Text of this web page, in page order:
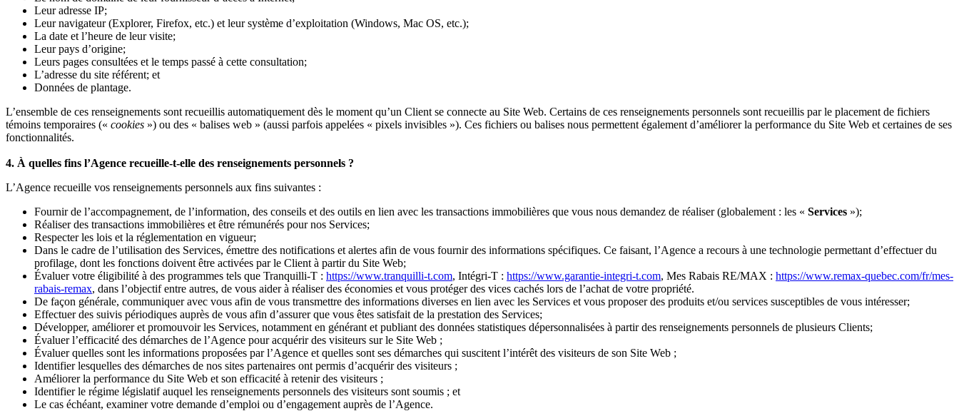
Leur adresse IP;
Leur navigateur (Explorer, Firefox, etc.) et leur système d’exploitation (Windows, Mac OS, etc.);
La date et l’heure de leur visite;
Leur pays d’origine;
Leurs pages consultées et le temps passé à cette consultation;
L’adresse du site référent; et
Données de plantage.
L’ensemble de ces renseignements sont recueillis automatiquement dès le moment qu’un Client se connecte au Site Web. Certains de ces renseignements personnels sont recueillis par le placement de fichiers
témoins temporaires (« cookies ») ou des « balises web » (aussi parfois appelées « pixels invisibles »). Ces fichiers ou balises nous permettent également d’améliorer la performance du Site Web et certaines de ses
fonctionnalités.
4. À quelles fins l’Agence recueille-t-elle des renseignements personnels ?
L’Agence recueille vos renseignements personnels aux fins suivantes :
Fournir de l’accompagnement, de l’information, des conseils et des outils en lien avec les transactions immobilières que vous nous demandez de réaliser (globalement : les « Services »);
Réaliser des transactions immobilières et être rémunérés pour nos Services;
Respecter les lois et la réglementation en vigueur;
Dans le cadre de l’utilisation des Services, émettre des notifications et alertes afin de vous fournir des informations spécifiques. Ce faisant, l’Agence a recours à une technologie permettant d’effectuer du
profilage, dont les fonctions doivent être activées par le Client à partir du Site Web;
Évaluer votre éligibilité à des programmes tels que Tranquilli-T : https://www.tranquilli-t.com, Intégri-T : https://www.garantie-integri-t.com, Mes Rabais RE/MAX : https://www.remax-quebec.com/fr/mes-
rabais-remax, dans l’objectif entre autres, de vous aider à réaliser des économies et vous protéger des vices cachés lors de l’achat de votre propriété.
De façon générale, communiquer avec vous afin de vous transmettre des informations diverses en lien avec les Services et vous proposer des produits et/ou services susceptibles de vous intéresser;
Effectuer des suivis périodiques auprès de vous afin d’assurer que vous êtes satisfait de la prestation des Services;
Développer, améliorer et promouvoir les Services, notamment en générant et publiant des données statistiques dépersonnalisées à partir des renseignements personnels de plusieurs Clients;
Évaluer l’efficacité des démarches de l’Agence pour acquérir des visiteurs sur le Site Web ;
Évaluer quelles sont les informations proposées par l’Agence et quelles sont ses démarches qui suscitent l’intérêt des visiteurs de son Site Web ;
Identifier lesquelles des démarches de nos sites partenaires ont permis d’acquérir des visiteurs ;
Améliorer la performance du Site Web et son efficacité à retenir des visiteurs ;
Identifier le régime législatif auquel les renseignements personnels des visiteurs sont soumis ; et
Le cas échéant, examiner votre demande d’emploi ou d’engagement auprès de l’Agence.